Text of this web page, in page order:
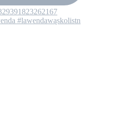
#lawendawąskolistn